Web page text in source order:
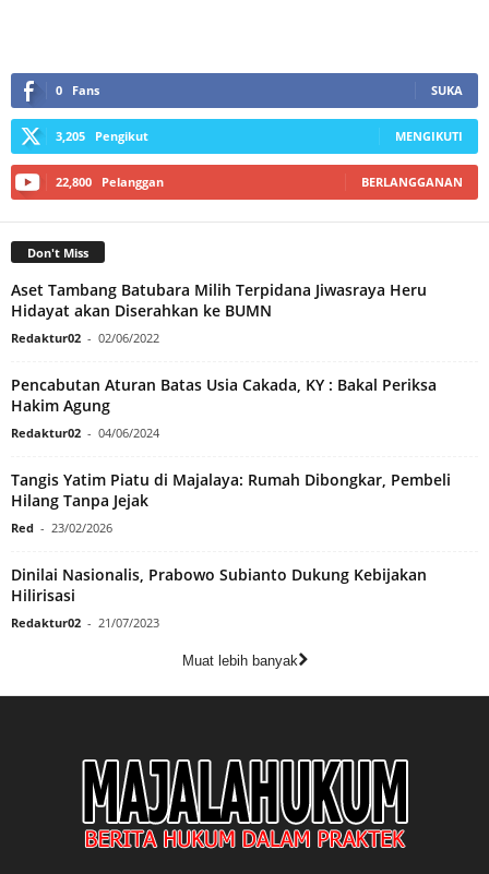
0 Fans SUKA
3,205 Pengikut MENGIKUTI
22,800 Pelanggan BERLANGGANAN
Don't Miss
Aset Tambang Batubara Milih Terpidana Jiwasraya Heru
Hidayat akan Diserahkan ke BUMN
Redaktur02 - 02/06/2022
Pencabutan Aturan Batas Usia Cakada, KY : Bakal Periksa
Hakim Agung
Redaktur02 - 04/06/2024
Tangis Yatim Piatu di Majalaya: Rumah Dibongkar, Pembeli
Hilang Tanpa Jejak
Red - 23/02/2026
Dinilai Nasionalis, Prabowo Subianto Dukung Kebijakan
Hilirisasi
Redaktur02 - 21/07/2023
Muat lebih banyak